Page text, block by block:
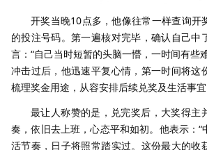
开奖当晚10点多，他像往常一样查询开
的投注号码。第一遍核对完毕，确认自己中
言：“自己当时短暂的头脑一懵，一时间有些
冲击过后，他迅速平复心情，第一时间将这
梳理奖金用途，从容安排后续兑奖及生活事宜
最让人称赞的是，兑完奖后，大奖得主
奏，依旧去上班，心态平和如初。他表示：“
活节奏，日子将照常踏实过。这份最大的收